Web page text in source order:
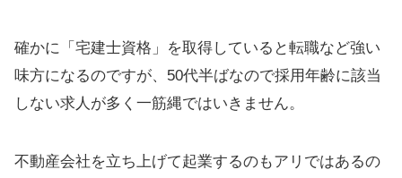
確かに「宅建士資格」を取得していると転職など強い
味方になるのですが、50代半ばなので採用年齢に該当
しない求人が多く一筋縄ではいきません。
不動産会社を立ち上げて起業するのもアリではあるの